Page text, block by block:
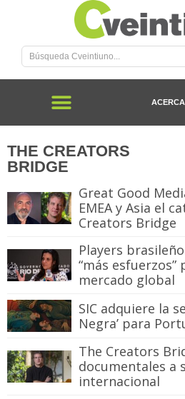
THE CREATORS
BRIDGE
Great Good
EMEA y Asia el
Creators Bridge
Players
“más
mercado global
SIC adquiere la
Negra’ para
The Creators
documentales a
internacional